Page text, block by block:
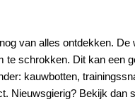
van alles ontdekken.
schrokken. Dit kan een
kauwbotten,
Nieuwsgierig? Bekijk dan